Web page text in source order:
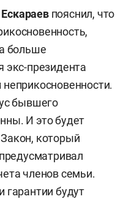
пояснил, что
больше
экс-президента
бывшего
И это будет
который
членов семьи.
гарантии будут